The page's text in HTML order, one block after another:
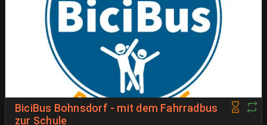
BiciBus Bohnsdorf - mit dem Fahrradbus
zur Schule